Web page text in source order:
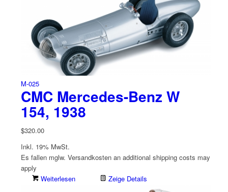
M-025
CMC Mercedes-Benz W
154, 1938
$320.00
Inkl. 19% MwSt.
Es fallen mglw. Versand­kosten an additional shipping costs may
apply
Weiterlesen
Zeige Details